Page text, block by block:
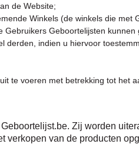
de Website;
Winkels (de winkels die met
Geboortelijsten
derden, indien u hiervoor
te voeren met betrekking tot het
Zij worden
van de producten